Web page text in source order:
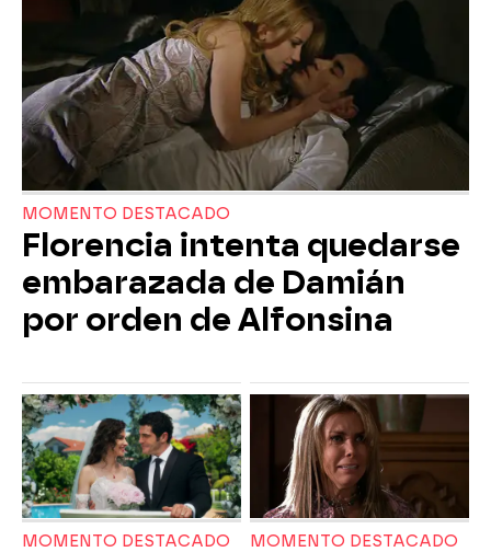
MOMENTO DESTACADO
Florencia intenta quedarse
embarazada de Damián
por orden de Alfonsina
MOMENTO DESTACADO MOMENTO DESTACADO